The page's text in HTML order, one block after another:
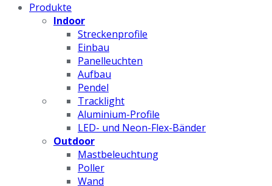
Produkte
Indoor
Streckenprofile
Einbau
Panelleuchten
Aufbau
Pendel
Tracklight
Aluminium-Profile
LED- und Neon-Flex-Bänder
Outdoor
Mastbeleuchtung
Poller
Wand